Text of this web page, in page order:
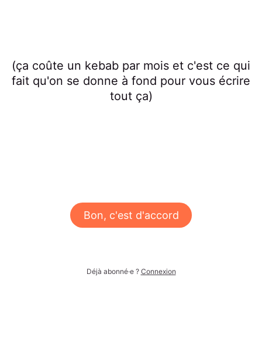
(ça coûte un kebab par mois et c'est ce qui
fait qu'on se donne à fond pour vous écrire
tout ça)
Bon, c'est d'accord
Déjà abonné·e ? Connexion